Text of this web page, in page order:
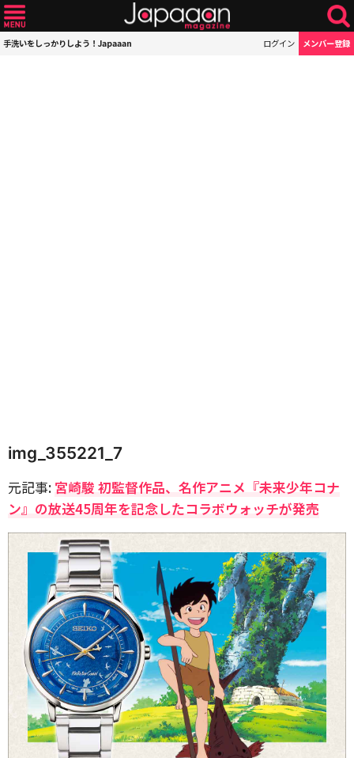
手洗いをしっかりしよう！Japaaan ログイン メンバー登録
img_355221_7
元記事: 宮崎駿 初監督作品、名作アニメ『未来少年コナ
ン』の放送45周年を記念したコラボウォッチが発売